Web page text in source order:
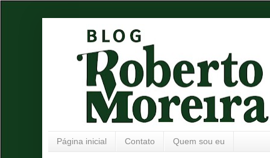
Página inicial Contato Quem sou eu